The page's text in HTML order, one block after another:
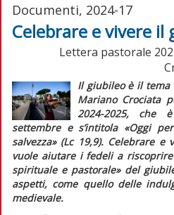
Documenti, 2024-17
Celebrare e vivere il
Lettera pastorale
Il giubileo è il tema
Mariano Crociata
2024-2025, che
settembre e s’intitola «Oggi
salvezza» (Lc 19,9). Celebrare e
vuole aiutare i fedeli a riscoprire
spirituale e pastorale»del
aspetti, come quello delle
medievale.